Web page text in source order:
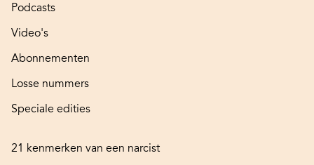
Podcasts
Video's
Abonnementen
Losse nummers
Speciale edities
21 kenmerken van een narcist